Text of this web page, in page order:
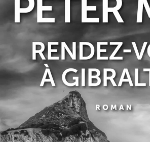
Rendez-vous à Gibraltar